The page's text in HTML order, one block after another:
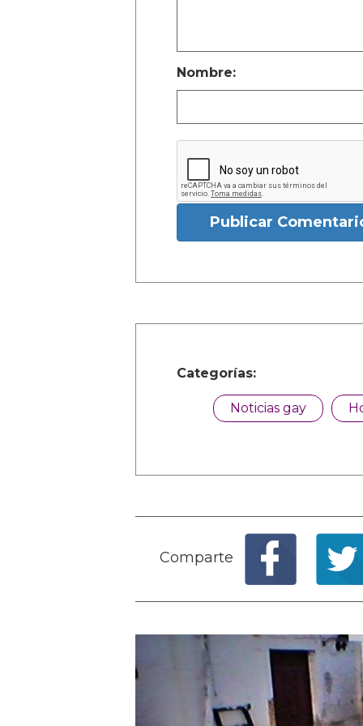
Nombre:
Publicar
Categorías:
Noticias gay
Comparte